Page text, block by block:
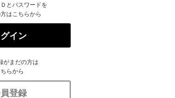
とパスワードを
はこちらから
イン
がまだの方は
らから
登録